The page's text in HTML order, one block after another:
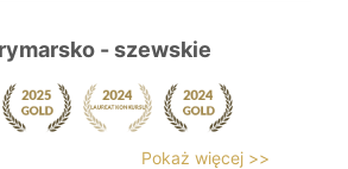
- szewskie
Pokaż więcej >>